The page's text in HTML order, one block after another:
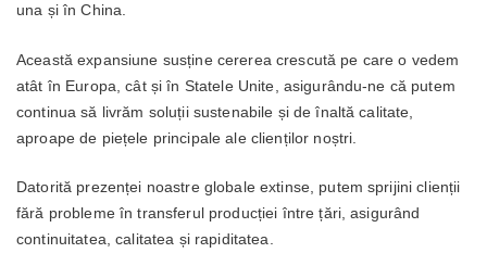
una și în China.
Această expansiune susține cererea crescută pe care o vedem
atât în Europa, cât și în Statele Unite, asigurându-ne că putem
continua să livrăm soluții sustenabile și de înaltă calitate,
aproape de piețele principale ale clienților noștri.
Datorită prezenței noastre globale extinse, putem sprijini clienții
fără probleme în transferul producției între țări, asigurând
continuitatea, calitatea și rapiditatea.